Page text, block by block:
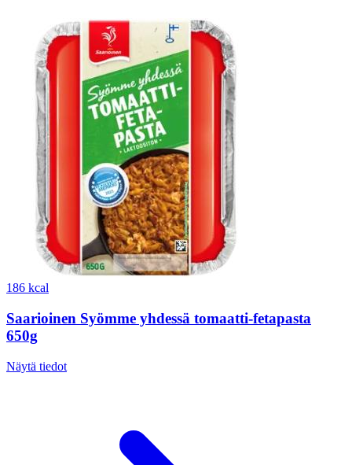
186 kcal
Saarioinen Syömme yhdessä tomaatti-fetapasta
650g
Näytä tiedot